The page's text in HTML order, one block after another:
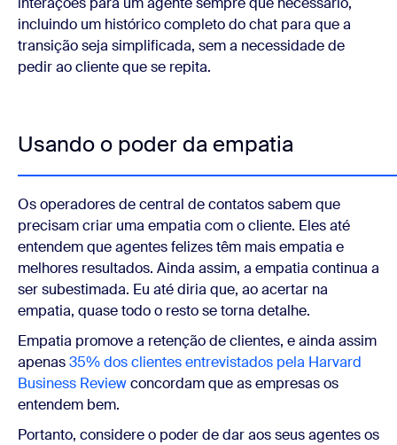
incluindo um histórico completo do chat para que a
transição seja simplificada, sem a necessidade de
pedir ao cliente que se repita.
Usando o poder da empatia
Os operadores de central de contatos sabem que
precisam criar uma empatia com o cliente. Eles até
entendem que agentes felizes têm mais empatia e
melhores resultados. Ainda assim, a empatia continua a
ser subestimada. Eu até diria que, ao acertar na
empatia, quase todo o resto se torna detalhe.
Empatia promove a retenção de clientes, e ainda assim
apenas35% dos clientes entrevistados pela Harvard
Business Reviewconcordam que as empresas os
entendem bem.
Portanto, considere o poder de dar aos seus agentes os